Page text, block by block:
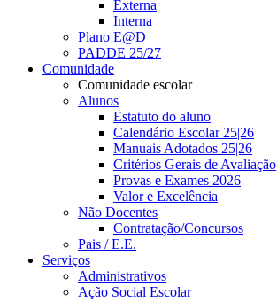
Externa
Interna
Plano E@D
PADDE 25/27
Comunidade
Comunidade escolar
Alunos
Estatuto do aluno
Calendário Escolar 25|26
Manuais Adotados 25|26
Critérios Gerais de Avaliação
Provas e Exames 2026
Valor e Excelência
Não Docentes
Contratação/Concursos
Pais / E.E.
Serviços
Administrativos
Ação Social Escolar